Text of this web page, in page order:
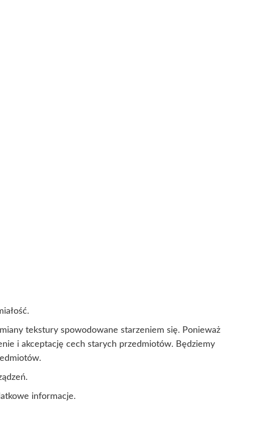
tekstury spowodowane starzeniem się. Ponieważ
i akceptację cech starych przedmiotów. Będziemy
informacje.